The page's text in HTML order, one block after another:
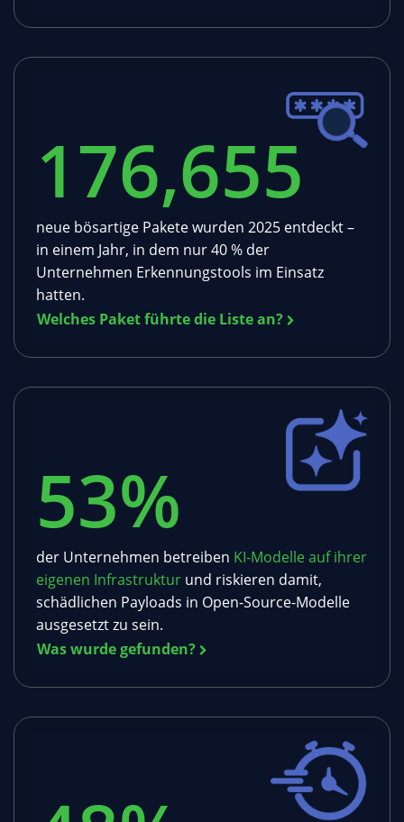
176,655
neue bösartige Pakete wurden 2025 entdeckt –
in einem Jahr, in dem nur 40 % der
Unternehmen Erkennungstools im Einsatz
hatten.
Welches Paket führte die Liste an?
53%
der Unternehmen betreiben KI-Modelle auf ihrer
eigenen Infrastruktur und riskieren damit,
schädlichen Payloads in Open-Source-Modelle
ausgesetzt zu sein.
Was wurde gefunden?